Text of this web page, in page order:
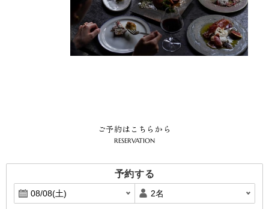
ご予約はこちらから
RESERVATION
予約する